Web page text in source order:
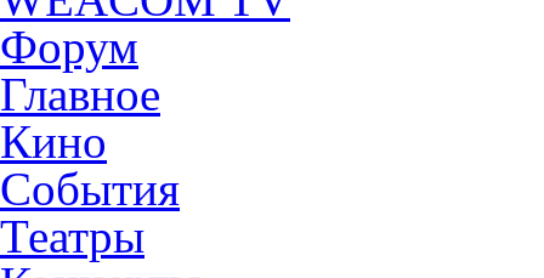
Форум
Главное
Кино
События
Театры